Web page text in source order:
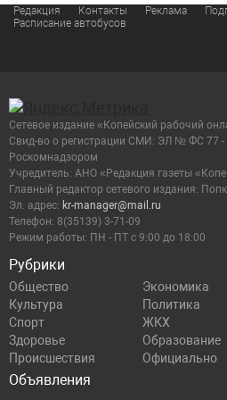
Редакция Контакты Реклама
Расписание автобусов
Рубрики
Общество
Экономика
Культура
Политика
Спорт
ЖКХ
Здоровье
Образование
Происшествия
Официально
Объявления
Сетевое издание «Копейский рабочий
Cвид-во о регистрации СМИ: ЭЛ № ФС 77 -
Роскомнадзором
Учредитель: АНО «Редакция газеты
Главный редактор сетевого издания:
Эл. адрес: kr-manager@mail.ru
Телефон: 8(35139) 3-71-09
Режим работы: ПН - ПТ с 9:00 до 18:00